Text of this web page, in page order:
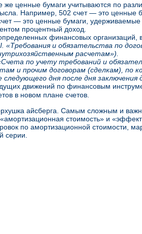
ценные бумаги учитываются по
Например, 502 счет — это ценные
— это ценные бумаги,
процентный доход.
финансовых организаций,
«Требования и обязательства по
расчетам»).
по учету требований и
и прочим договорам (сделкам), по
дня после дня заключения
движений по финансовым
в новом плане счетов.
айсберга. Самым сложным и
стоимость» и
по амортизационной стоимости,
серии.